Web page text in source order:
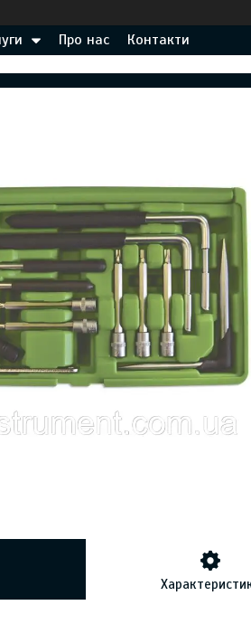
Про нас Контакти